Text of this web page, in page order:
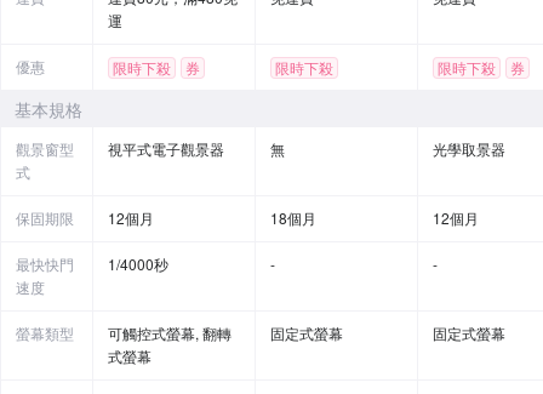
運
優惠 限時下殺 券 限時下殺 限時下殺
券
基本規格
觀景窗型
式
視平式電子觀景器 無 光學取景器
保固期限 12個月 18個月 12個月
最快快門
速度
1/4000秒 - -
螢幕類型
可觸控式螢幕, 翻轉
式螢幕
固定式螢幕 固定式螢幕